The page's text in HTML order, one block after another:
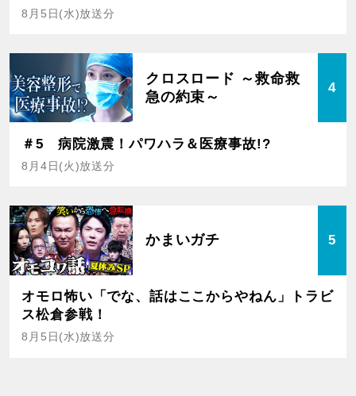
8月5日(水)放送分
クロスロード ～救命救
急の約束～
4
＃5 病院激震！パワハラ＆医療事故!?
8月4日(火)放送分
かまいガチ 5
オモロ怖い「でな、話はここからやねん」トラビ
ス松倉参戦！
8月5日(水)放送分